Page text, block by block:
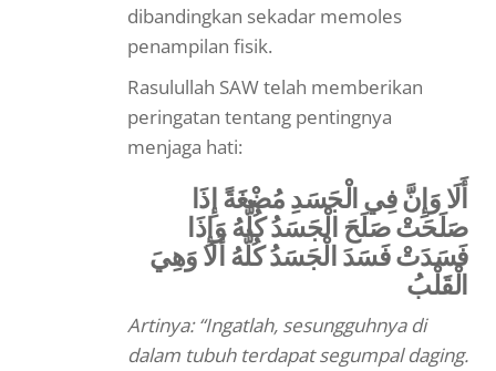
dibandingkan sekadar memoles
penampilan fisik.
Rasulullah SAW telah memberikan
peringatan tentang pentingnya
menjaga hati:
أَلَا وَإِنَّ فِي الْجَسَدِ مُضْغَةً إِذَا
صَلَحَتْ صَلَحَ الْجَسَدُ كُلُّهُ وَإِذَا
فَسَدَتْ فَسَدَ الْجَسَدُ كُلُّهُ أَلَا وَهِيَ
الْقَلْبُ
Artinya: “Ingatlah, sesungguhnya di
dalam tubuh terdapat segumpal daging.